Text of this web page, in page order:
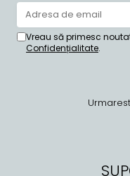
Vreau să primesc
Confidențialitate.